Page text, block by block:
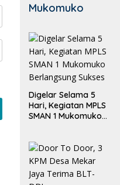
Mukomuko
Digelar Selama 5
Hari, Kegiatan MPLS
SMAN 1 Mukomuko